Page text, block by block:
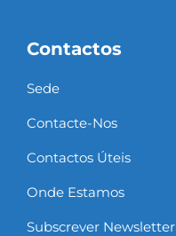
Contactos
Sede
Contacte-Nos
Contactos Úteis
Onde Estamos
Subscrever Newsletter